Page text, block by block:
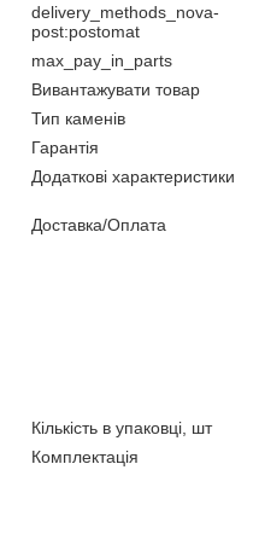
delivery_methods_nova-
post:postomat
max_pay_in_parts
Вивантажувати товар
Тип каменів
Гарантія
Додаткові характеристики
Доставка/Оплата
Кількість в упаковці, шт
Комплектація